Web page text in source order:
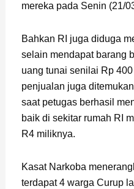
mereka pada Senin (21/
Bahkan RI juga diduga
selain mendapat barang
uang tunai senilai Rp
penjualan juga
saat petugas berhasil
baik di sekitar rumah RI
R4 miliknya.
Kasat Narkoba
terdapat 4 warga Curup